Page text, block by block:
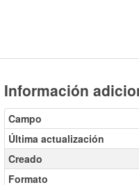
Información
Campo
Última actualización
Creado
Formato